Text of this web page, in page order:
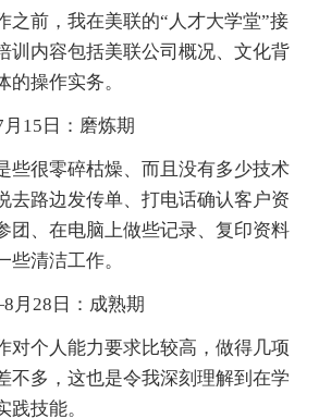
之前，我在美联的“人才大学堂”接
训内容包括美联公司概况、文化背
的操作实务。
15日：磨炼期
些很零碎枯燥、而且没有多少技术
去路边发传单、打电话确认客户资
团、在电脑上做些记录、复印资料
些清洁工作。
月28日：成熟期
对个人能力要求比较高，做得几项
不多，这也是令我深刻理解到在学
践技能。